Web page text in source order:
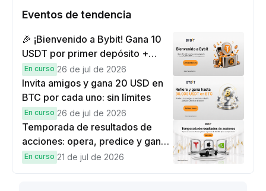
Eventos de tendencia
🎉 ¡Bienvenido a Bybit! Gana 10
USDT por primer depósito +
hasta 9,999 USDT en
recompensas
En curso 26 de jul de 2026
Invita amigos y gana 20 USD en
BTC por cada uno: sin límites
En curso 26 de jul de 2026
Temporada de resultados de
acciones: opera, predice y gana
una Cybertruck.
En curso 21 de jul de 2026